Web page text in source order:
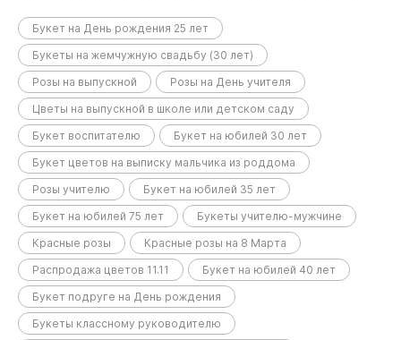
Букет на День рождения 25 лет
Букеты на жемчужную свадьбу (30 лет)
Розы на выпускной
Розы на День учителя
Цветы на выпускной в школе или детском саду
Букет воспитателю
Букет на юбилей 30 лет
Букет цветов на выписку мальчика из роддома
Розы учителю
Букет на юбилей 35 лет
Букет на юбилей 75 лет
Букеты учителю-мужчине
Красные розы
Красные розы на 8 Марта
Распродажа цветов 11.11
Букет на юбилей 40 лет
Букет подруге на День рождения
Букеты классному руководителю